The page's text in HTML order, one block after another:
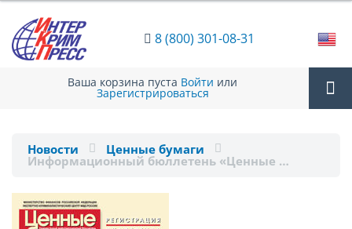
8 (800) 301-08-31
Ваша корзина пуста Войти или
Зарегистрироваться
Новости Ценные бумаги
Информационный бюллетень «Ценные …